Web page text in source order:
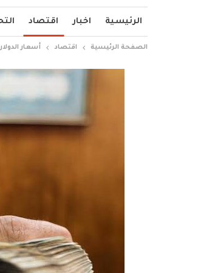
الرئيسية اخبار اقتصاد
الصفحة الرئيسية اقتصاد أسعار